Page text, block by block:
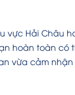
vực Hải Châu
hoàn toàn có
vừa cảm nhận